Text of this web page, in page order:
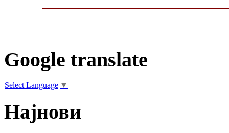
Google translate
Select Language ▼
Најнови